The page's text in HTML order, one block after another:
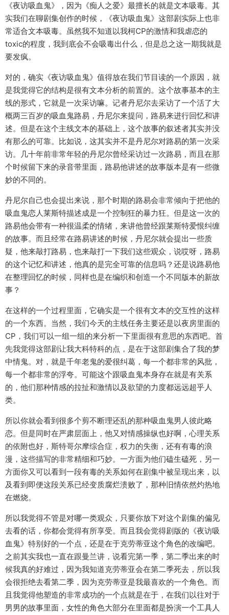
《夜访吸血鬼》，因为《痴人之爱》最擅长的就是文本吸毒。其
实我们在聊剧集创作的时候，《夜访吸血鬼》这部剧实际上也非
常适合文本吸毒。虽然我不知道以我柯CP的激情和我虐恋的
toxic的程度，我到底会不会吸毒出什么，但是总之这一期我就是
要发疯。
对的，确实《夜访吸血鬼》值得放在我们节目读的一个原因，就
是我觉得它的结构是很有文本分析的前置的。这个故事基本的主
线的形式，它就是一次采访嘛。记者丹尼尔去采访了一个活了大
概两三百岁的吸血鬼路易，丹尼尔来提问，路易来进行回忆和讲
述。但是在这个主线文本的基础上，这个故事的叙述者其实并没
有那么的可靠。比如说，这其实并不是丹尼尔对路易的第一次采
访。几十年前非常年轻的丹尼尔曾经采访过一次路易，而且在那
个时候留下来的录音带里面，路易他讲述的故事版本是有一些微
妙的不同的。
丹尼尔自己也会提出来说，那个时期的路易会非常倾向于把他的
吸血鬼恋人莱斯特描述成是一个控制狂的暴力狂。但是这一次的
路易他会带有一种很温柔的情绪，来讲他曾经跟莱斯特爱恨纠缠
的故事。而且经常在路易讲述的时候，丹尼尔就会提出一些质
疑，他来敲打路易，也来敲打一下我们这些观众，说哎呀，路易
的这个记忆和讲述，他真的是完全可靠的信息吗？还是说路易他
在整理回忆的时候，同样也是在编织和创造一个不同版本的新故
事？
在这样的一个过程里面，它确实是一个很有文本的交互性的这样
的一个东西。当然，我们今天的主线任务主要还是以夜房里面的
CP，我们可以一组一组的来分析一下里面很有意思的东西吧。首
先我觉得这部剧让我大科特科的点，是在于这部剧集合了我的梦
中情鬼。对，就是千年老鬼的爱很纠葛，每一个都非常的风批，
每一个都非常的浮夸。可能这个跟吸血鬼本身存在就是有关系
的，他们那种情感的拉扯和激情以及欲望的力度都远远超乎人
类。
所以你就会看到很多个剪不断理还乱的那种吸血鬼男人彼此略
恋。但是同时在严肃层面上，他又对情感操纵也好啊，心理关系
的依附也好，斯特哥尔摩综合症，权力的失衡，还有有毒的浪
漫，这些描写的非常精细和巧妙。一方面为他们磕生磕死，另一
方面你又可以看到一段有毒的关系如何在剧集中被呈现出来，以
及看到即便这段关系已经变质腐烂溃败了，那种旧情依然灼热地
在燃烧。
所以我觉得不管是对哪一类观众，只要你放下对这个剧集的偏见
去看的话，你都会觉得有所享受。而且我会觉得剧版的《夜访吸
血鬼》特别好的一个点，还是在于克劳蒂亚这个角色的改编吧。
之前其实我也一直在跟曼兰讲，说看完第一季，第二季出来的时
候我真的好难过，因为我知道克劳蒂亚会在第二季死去，所以我
会很拒绝去看第二季，因为克劳蒂亚是我最喜欢的一个角色。而
且我觉得他塑造的非常成功的一个点就是在于，在我们以往对于
男男的故事里面，女性的角色大部分在里面都是扮演一个工具人